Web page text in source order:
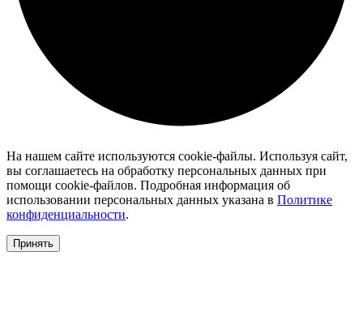
На нашем сайте используются cookie-файлы. Используя сайт,
вы соглашаетесь на обработку персональных данных при
помощи cookie-файлов. Подробная информация об
использовании персональных данных указана в Политике
конфиденциальности.
Принять